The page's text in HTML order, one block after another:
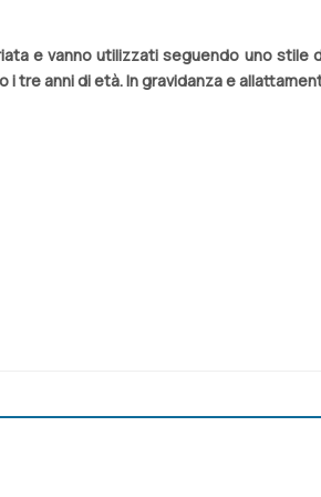
e vanno utilizzati seguendo uno stile
tre anni di età. In gravidanza e